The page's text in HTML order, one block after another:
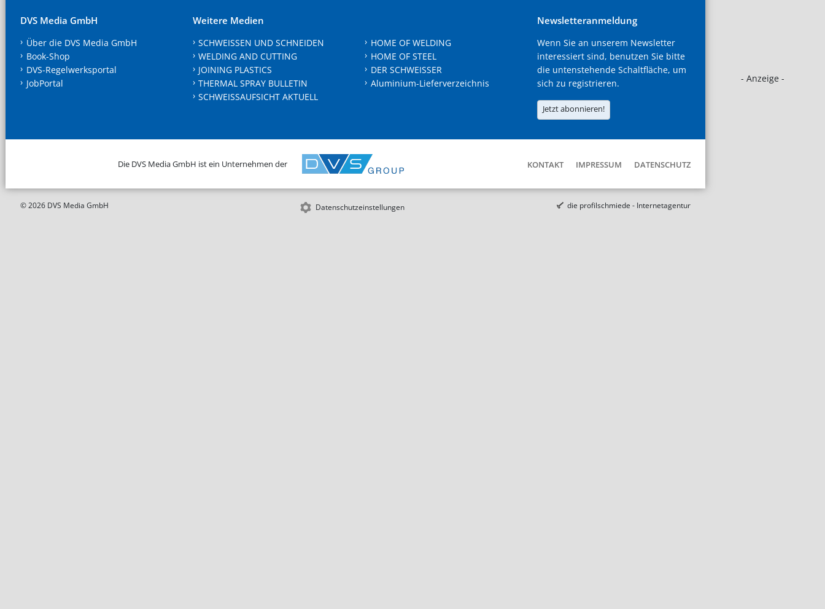
- Anzeige -
DVS Media GmbH
Über die DVS Media GmbH
Book-Shop
DVS-Regelwerksportal
JobPortal
Weitere Medien
SCHWEISSEN UND SCHNEIDEN
WELDING AND CUTTING
JOINING PLASTICS
THERMAL SPRAY BULLETIN
SCHWEISSAUFSICHT AKTUELL
HOME OF WELDING
HOME OF STEEL
DER SCHWEISSER
Aluminium-Lieferverzeichnis
Newsletteranmeldung
Wenn Sie an unserem Newsletter
interessiert sind, benutzen Sie bitte
die untenstehende Schaltfläche, um
sich zu registrieren.
Jetzt abonnieren!
Die DVS Media GmbH ist ein Unternehmen der KONTAKT IMPRESSUM DATENSCHUTZ
© 2026 DVS Media GmbH Datenschutzeinstellungen die profilschmiede - Internetagentur